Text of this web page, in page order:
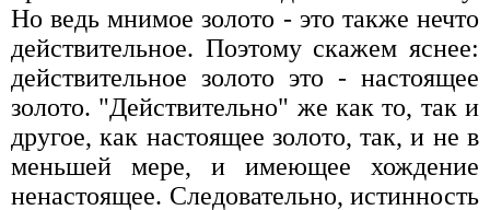
Но ведь мнимое золото - это также нечто
действительное. Поэтому скажем яснее:
действительное золото это - настоящее
золото. "Действительно" же как то, так и
другое, как настоящее золото, так, и не в
меньшей мере, и имеющее хождение
ненастоящее. Следовательно, истинность